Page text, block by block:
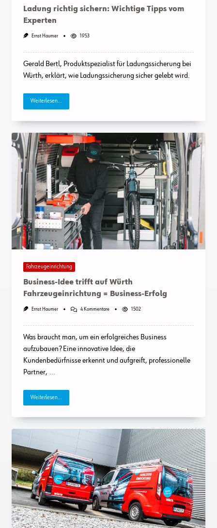
Ladung richtig sichern: Wichtige Tipps vom
Experten
Ernst Haumer 1953
Gerald Bertl, Produktspezialist für Ladungssicherung bei
Würth, erklärt, wie Ladungssicherung sicher gelebt wird.
Weiterlesen...
Fahrzeugeinrichtung
Business-Idee trifft auf Würth
Fahrzeugeinrichtung = Business-Erfolg
Ernst Haumer 4 KommentareZu
Auf
Würth
Fahrzeugeinrichtung
=
1502
Was braucht man, um ein erfolgreiches Business
aufzubauen? Eine innovative Idee, die
Kundenbedürfnisse erkennt und aufgreift, professionelle
Partner, ...
Weiterlesen...